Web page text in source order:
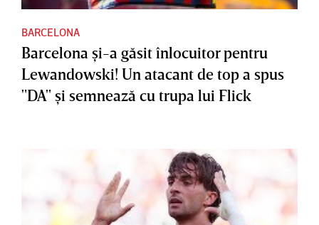
BARCELONA
Barcelona şi-a găsit înlocuitor pentru
Lewandowski! Un atacant de top a spus
"DA" şi semnează cu trupa lui Flick